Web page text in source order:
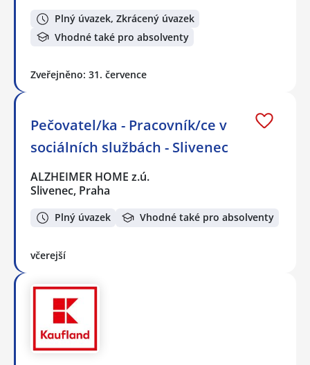
Plný úvazek, Zkrácený úvazek
Vhodné také pro absolventy
Zveřejněno: 31. července
Pečovatel/ka - Pracovník/ce v
sociálních službách - Slivenec
ALZHEIMER HOME z.ú.
Slivenec, Praha
Plný úvazek Vhodné také pro absolventy
včerejší